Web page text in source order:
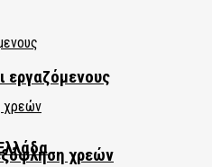
χρεών
εργαζόμενους